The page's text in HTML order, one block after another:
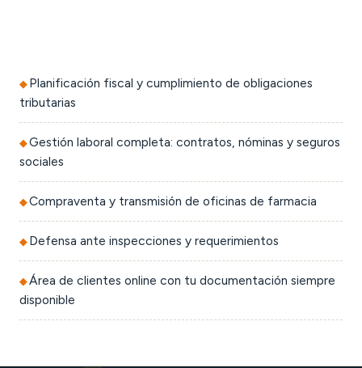
Planificación fiscal y cumplimiento de obligaciones
tributarias
Gestión laboral completa: contratos, nóminas y seguros
sociales
Compraventa y transmisión de oficinas de farmacia
Defensa ante inspecciones y requerimientos
Área de clientes online con tu documentación siempre
disponible